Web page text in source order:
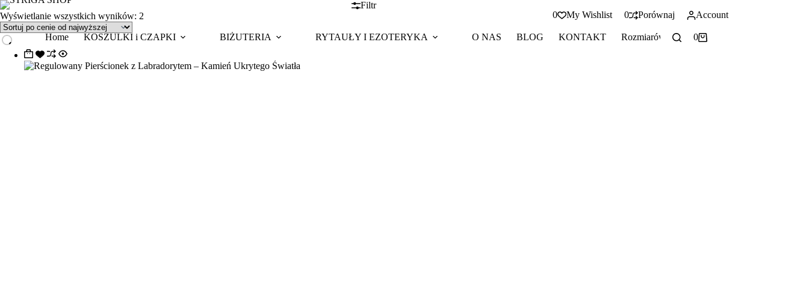
Przejdź
do
treści
My Wishlist
0 Porównaj
0 Account
Home KOSZULKI i CZAPKI BIŻUTERIA RYTAUŁY I EZOTERYKA O NAS BLOG KONTAKT Rozmiarówka Koszyk
0
Filtr
Wyświetlanie wszystkich wyników: 2
ceny:
do